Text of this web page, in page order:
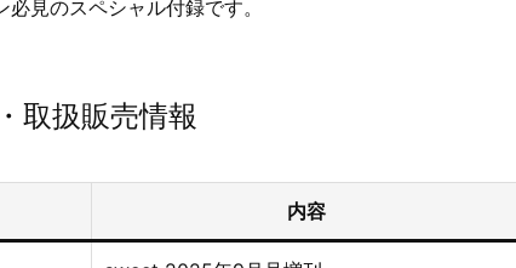
見のスペシャル付録です。
取扱販売情報
内容